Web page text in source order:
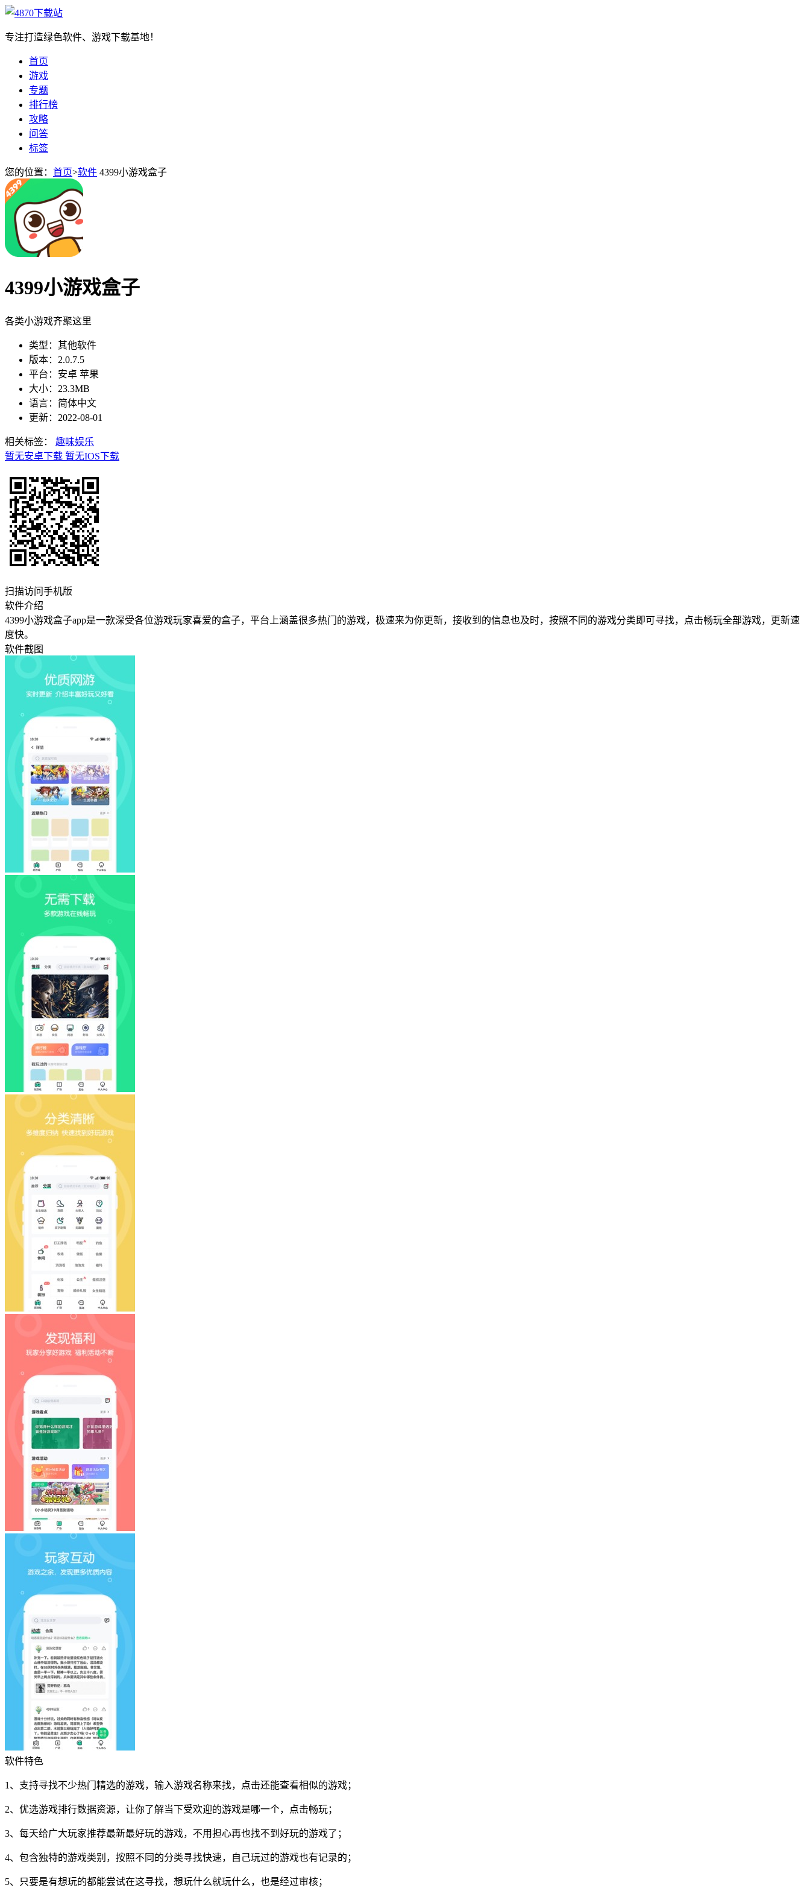
专注打造绿色软件、游戏下载基地！
首页
游戏
专题
排行榜
攻略
问答
标签
您的位置： 首页>软件 4399小游戏盒子
4399小游戏盒子
各类小游戏齐聚这里
类型：其他软件
版本：2.0.7.5
平台：安卓 苹果
大小：23.3MB
语言：简体中文
更新：2022-08-01
相关标签：
趣味娱乐
暂无安卓下载 暂无IOS下载
扫描访问手机版
软件介绍
4399小游戏盒子app是一款深受各位游戏玩家喜爱的盒子，平台上涵盖很多热门的游戏，极速来为你更新，接收到的信息也及时，按照不同的游戏分类即可寻找，点击畅玩全部游戏，更新速
度快。
软件截图
软件特色
1、支持寻找不少热门精选的游戏，输入游戏名称来找，点击还能查看相似的游戏；
2、优选游戏排行数据资源，让你了解当下受欢迎的游戏是哪一个，点击畅玩；
3、每天给广大玩家推荐最新最好玩的游戏，不用担心再也找不到好玩的游戏了；
4、包含独特的游戏类别，按照不同的分类寻找快速，自己玩过的游戏也有记录的；
5、只要是有想玩的都能尝试在这寻找，想玩什么就玩什么，也是经过审核；